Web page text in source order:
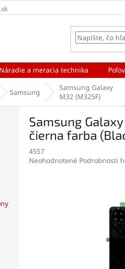
Náradie a meracia technika
Samsung
Samsung Galaxy
M32 (M325F)
Samsung
čierna farba
4557
Priemerné
Neohodnotené Podrobnosti